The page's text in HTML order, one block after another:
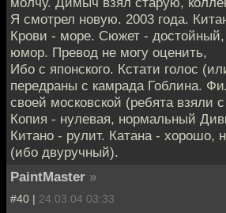
Я смотрел новую. 2003 года.
Крови - море. Сюжет - достойный,
юмор. Превод не могу оценить,
Ибо с японского. Кстати голос
передраны с камрада Гоблина.
своей московской (ребята взяли
Копия - нулевая, нормальный
Китано - рулит. Катана - хорошо,
(ибо двуручный).
PaintMaster »
#40 | 24.03.04 03:33